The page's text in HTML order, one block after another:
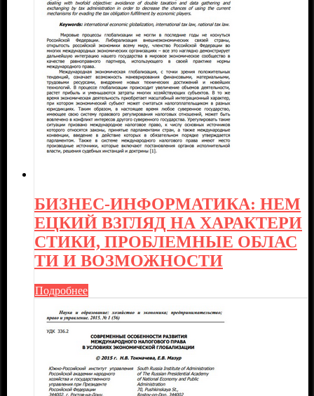
БИЗНЕС-ИНФОРМАТИКА: НЕМ
ЕЦКИЙ ВЗГЛЯД НА ХАРАКТЕРИ
СТИКИ, ПРОБЛЕМНЫЕ ОБЛАС
ТИ И ВОЗМОЖНОСТИ
Подробнее